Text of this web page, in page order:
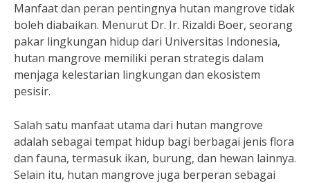
Manfaat dan peran pentingnya hutan mangrove tidak
boleh diabaikan. Menurut Dr. Ir. Rizaldi Boer, seorang
pakar lingkungan hidup dari Universitas Indonesia,
hutan mangrove memiliki peran strategis dalam
menjaga kelestarian lingkungan dan ekosistem
pesisir.
Salah satu manfaat utama dari hutan mangrove
adalah sebagai tempat hidup bagi berbagai jenis flora
dan fauna, termasuk ikan, burung, dan hewan lainnya.
Selain itu, hutan mangrove juga berperan sebagai